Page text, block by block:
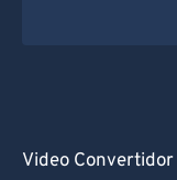
Video Convertidor